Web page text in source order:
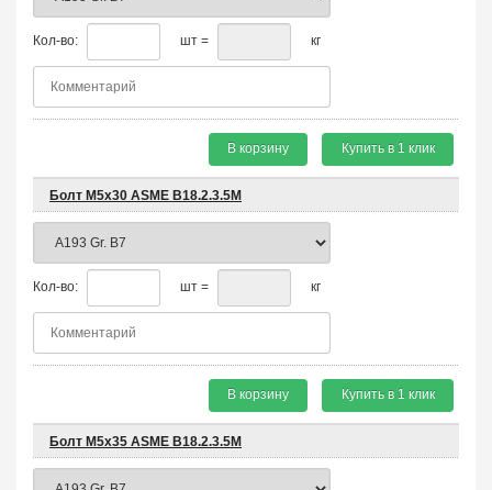
Кол-во: шт = кг
В корзину Купить в 1 клик
Болт М5х30 ASME B18.2.3.5M
Кол-во: шт = кг
В корзину Купить в 1 клик
Болт М5х35 ASME B18.2.3.5M